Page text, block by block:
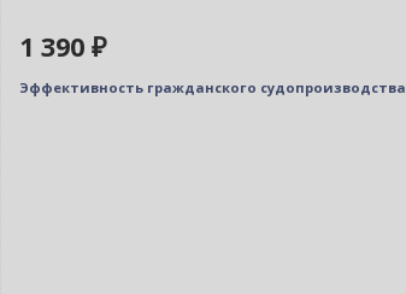
1 390 ₽
Эффективность гражданского судопроизводства